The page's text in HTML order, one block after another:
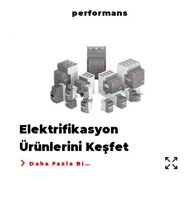
performans
Elektrifikasyon
Ürünlerini Keşfet
Daha Fazla Bilgi